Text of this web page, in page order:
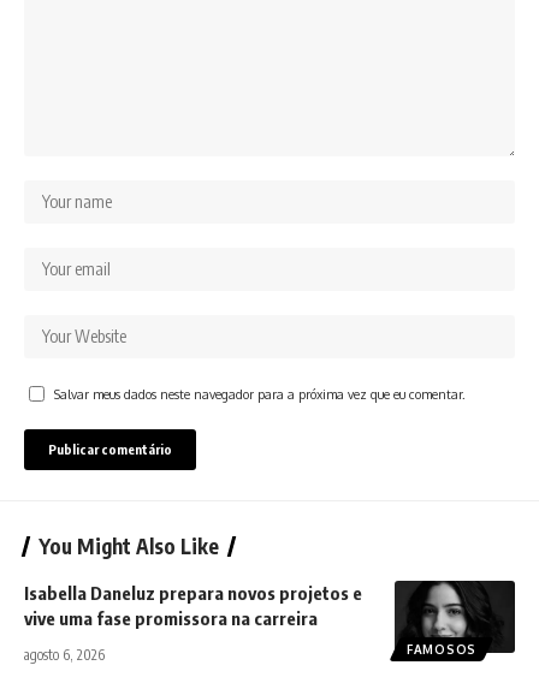
Salvar meus dados neste navegador para a próxima vez que eu comentar.
You Might Also Like
FAMOSOS
Isabella Daneluz prepara novos projetos e
vive uma fase promissora na carreira
agosto 6, 2026